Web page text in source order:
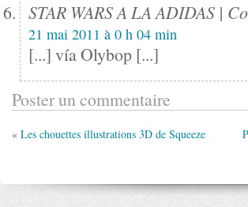
STAR WARS A LA ADIDAS |
21 mai 2011 à 0 h 04 min
[...] vía Olybop [...]
Poster un commentaire
« Les chouettes illustrations 3D de Squeeze